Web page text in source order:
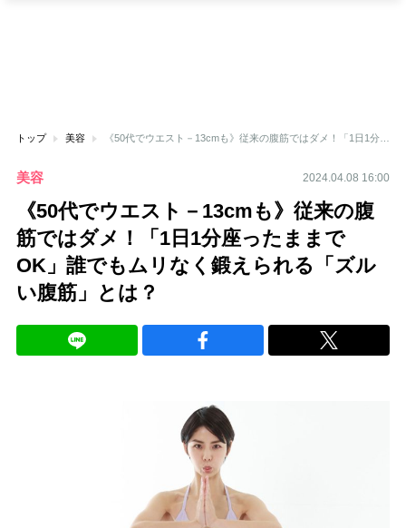
トップ 美容 《50代でウエスト－13cmも》従来の腹筋ではダメ！「1日1分座ったままでOK」誰でもムリなく鍛えられる「ズルい腹筋」とは？
美容 2024.04.08 16:00
《50代でウエスト－13cmも》従来の腹
筋ではダメ！「1日1分座ったままで
OK」誰でもムリなく鍛えられる「ズル
い腹筋」とは？